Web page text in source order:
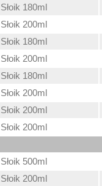
Słoik 180ml
Słoik 200ml
Słoik 180ml
Słoik 200ml
Słoik 180ml
Słoik 200ml
Słoik 200ml
Słoik 200ml
Słoik 500ml
Słoik 200ml